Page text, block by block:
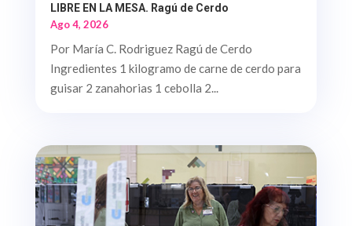
LIBRE EN LA MESA. Ragú de Cerdo
Ago 4, 2026
Por María C. Rodriguez Ragú de Cerdo
Ingredientes 1 kilogramo de carne de cerdo para
guisar 2 zanahorias 1 cebolla 2...